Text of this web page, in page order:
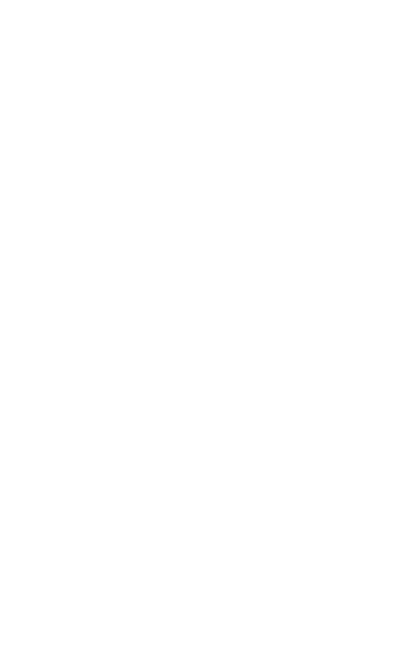
telefon, SAT/TV, CD/DVD přehrávač, Wi-fi
zajímavých výletů. Vypravte se do